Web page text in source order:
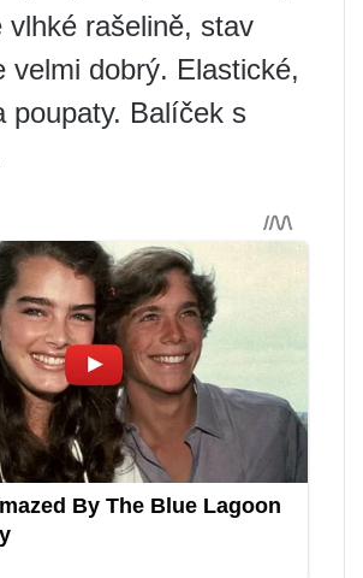
vlhké rašelině, stav
velmi dobrý. Elastické,
poupaty. Balíček s